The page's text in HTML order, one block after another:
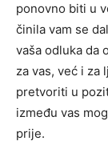
ponovno biti u
činila vam se
vaša odluka da
za vas, već i za
pretvoriti u
između vas
prije.